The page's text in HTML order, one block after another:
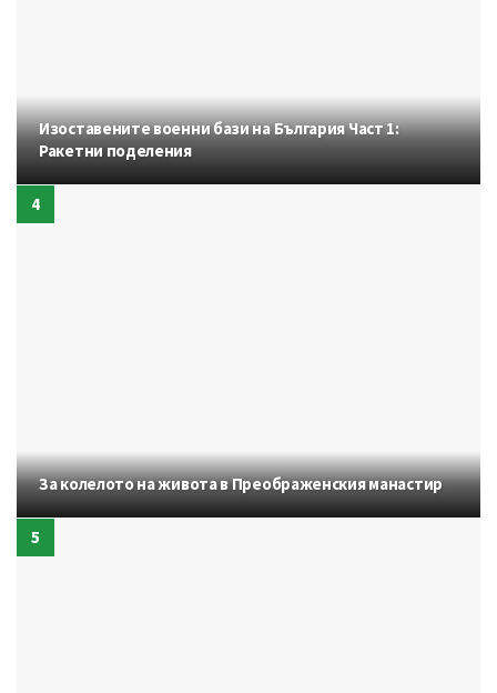
Изоставените военни бази на България Част 1:
Ракетни поделения
За колелото на живота в Преображенския манастир